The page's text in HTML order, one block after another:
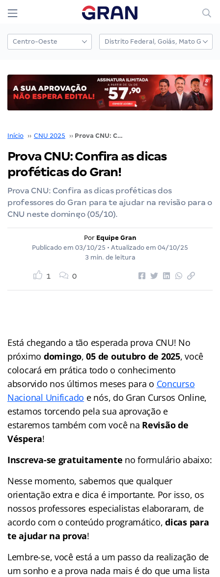
Início ›› CNU 2025 ›› Prova CNU: Confira as dicas proféticas do Gran!
Prova CNU: Confira as dicas
proféticas do Gran!
Prova CNU: Confira as dicas proféticas dos
professores do Gran para te ajudar na revisão para o
CNU neste domingo (05/10).
Por Equipe Gran
Publicado em 03/10/25 • Atualizado em 04/10/25
3 min. de leitura
1 0
Está chegando a tão esperada prova CNU! No
próximo domingo,05 de outubro de 2025, você
colocará em prática todo o conhecimento
absorvido nos últimos meses para o Concurso
Nacional Unificado e nós, do Gran Cursos Online,
estamos torcendo pela sua aprovação e
estaremos também com você na Revisão de
Véspera!
Inscreva-se gratuitamente no formulário abaixo:
Nesse momento, sabemos que qualquer
orientação extra e dica é importante. Por isso, os
nossos professores especialistas elaboraram, de
acordo com o conteúdo programático,dicas para
te ajudar na prova!
Lembre-se, você está a um passo da realização de
um sonho e a prova nada mais é do que uma lista